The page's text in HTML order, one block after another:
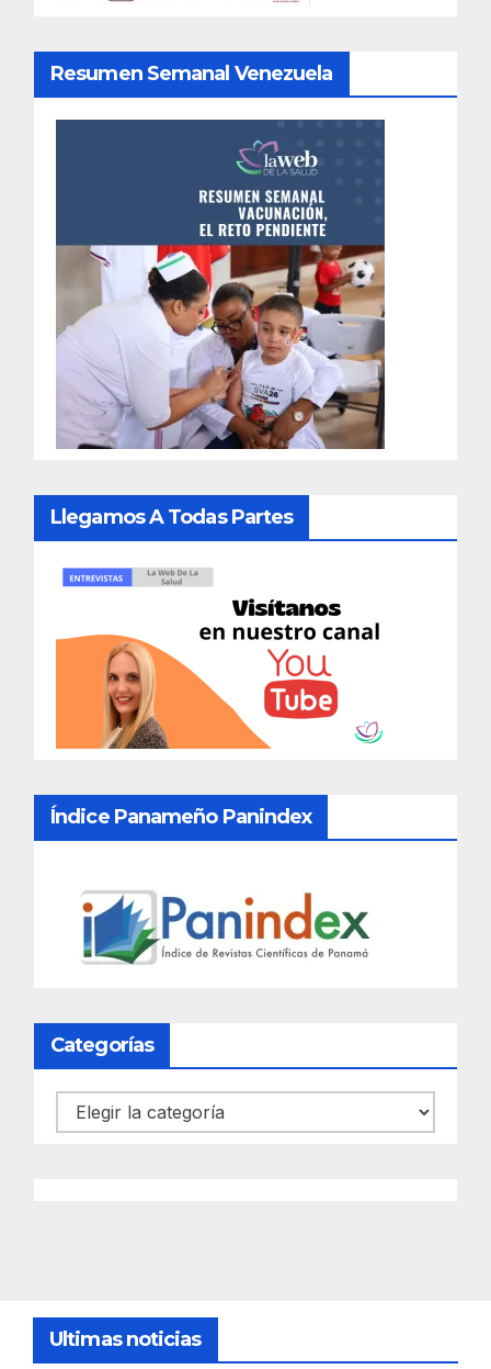
Resumen Semanal Venezuela
Llegamos A Todas Partes
Índice Panameño Panindex
Categorías
Categorías
Ultimas noticias